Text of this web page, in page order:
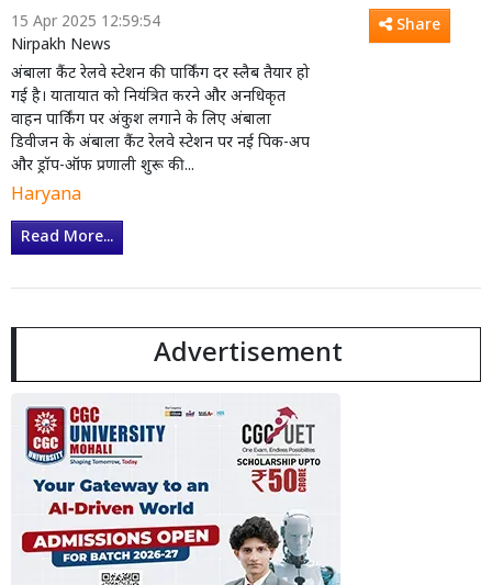
15 Apr 2025 12:59:54
Nirpakh News
अंबाला कैंट रेलवे स्टेशन की पार्किंग दर स्लैब तैयार हो
गई है। यातायात को नियंत्रित करने और अनधिकृत
वाहन पार्किंग पर अंकुश लगाने के लिए अंबाला
डिवीजन के अंबाला कैंट रेलवे स्टेशन पर नई पिक-अप
और ड्रॉप-ऑफ प्रणाली शुरू की...
Haryana
Read More...
Share
Advertisement